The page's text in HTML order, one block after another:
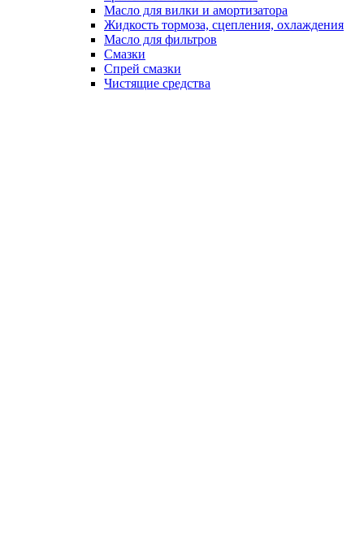
Масло для вилки и амортизатора
Жидкость тормоза, сцепления, охлаждения
Масло для фильтров
Смазки
Спрей смазки
Чистящие средства